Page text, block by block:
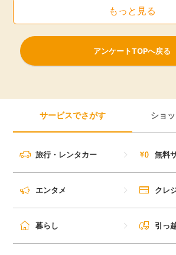
もっと見る
アンケートTOPへ戻る
サービスでさがす ショ
旅行・レンタカー 無料
エンタメ クレ
暮らし 引っ